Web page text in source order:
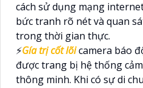
cách sử dụng mạng
bức tranh rõ nét và quan
trong thời gian thực.
️⚡Gía trị cốt lõicamera báo
được trang bị hệ thống
thông minh. Khi có sự di